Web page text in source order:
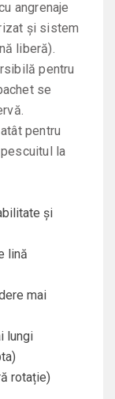
angrenaje
și sistem
liberă).
pentru
se
pentru
la
și
lină
mai
lungi
rotație)